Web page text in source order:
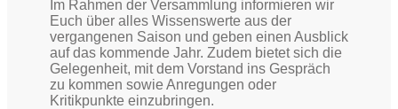
Im Rahmen der Versammlung informieren wir
Euch über alles Wissenswerte aus der
vergangenen Saison und geben einen Ausblick
auf das kommende Jahr. Zudem bietet sich die
Gelegenheit, mit dem Vorstand ins Gespräch
zu kommen sowie Anregungen oder
Kritikpunkte einzubringen.